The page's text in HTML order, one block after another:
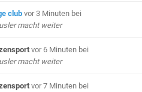
club vor 3 Minuten bei
macht weiter
vor 6 Minuten bei
macht weiter
vor 7 Minuten bei